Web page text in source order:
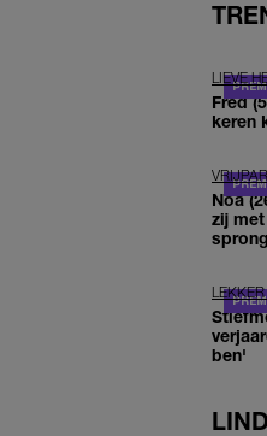
LIEVE
Fred
keren
Noa
zij
ben'